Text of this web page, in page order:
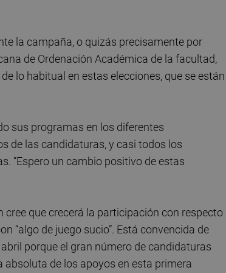
la campaña, o quizás precisamente por
de Ordenación Académica de la facultad,
lo habitual en estas elecciones, que se están
sus programas en los diferentes
de las candidaturas, y casi todos los
“Espero un cambio positivo de estas
cree que crecerá la participación con respecto
“algo de juego sucio”. Está convencida de
porque el gran número de candidaturas
de los apoyos en esta primera